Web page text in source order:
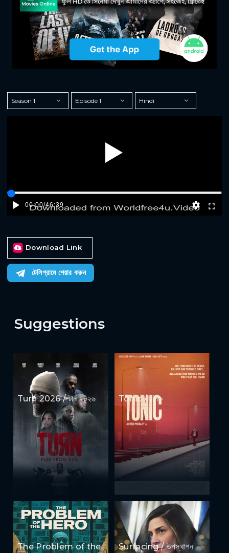
00:00/46:39
Download Link
টেলিগ্রামে শেয়ার করুন
Suggestions
Turn 2026 / টার্ন ২০২৬ Tonic / টনিক
The Problem of the
Surfacing / উপস্থাপন